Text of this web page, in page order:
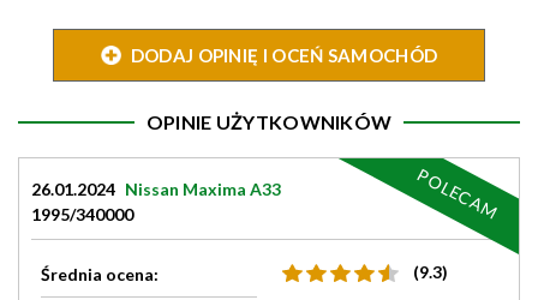
DODAJ OPINIĘ I OCEŃ SAMOCHÓD
OPINIE UŻYTKOWNIKÓW
26.01.2024 Nissan Maxima A33
1995/340000
Średnia ocena: (9.3)
POLECAM